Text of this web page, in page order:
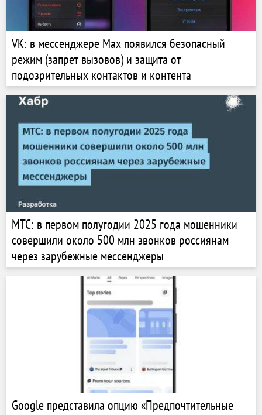
VK: в мессенджере Max появился безопасный
режим (запрет вызовов) и защита от
подозрительных контактов и контента
МТС: в первом полугодии 2025 года мошенники
совершили около 500 млн звонков россиянам
через зарубежные мессенджеры
Google представила опцию «Предпочтительные